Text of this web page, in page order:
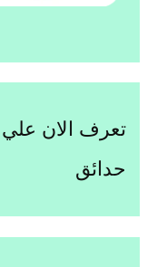
تعرف الان
حدائق